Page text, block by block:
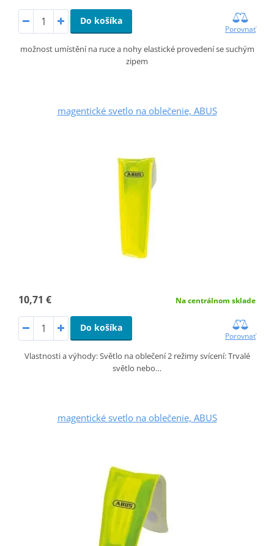
Do košíka
Porovnať
možnost umístění na ruce a nohy elastické provedení se suchým
zipem
magentické svetlo na oblečenie, ABUS
10,71 € Na centrálnom sklade
Do košíka
Porovnať
Vlastnosti a výhody: Světlo na oblečení 2 režimy svícení: Trvalé
světlo nebo…
magentické svetlo na oblečenie, ABUS